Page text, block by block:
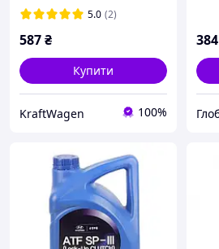
5.0 (2)
587₴
Купити
KraftWagen 100%
384